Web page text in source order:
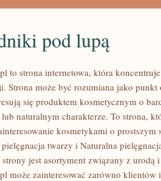
pod lupą
to strona internetowa, która
Strona może być rozumiana jako punkt
się produktem kosmetycznym o
naturalnym charakterze. To strona,
kosmetykami o prostszym
twarzy i Naturalna
jest asortyment związany z urodą
może zainteresować zarówno